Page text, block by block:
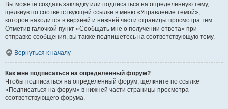
Вы можете создать закладку или подписаться на определённую тему,
щёлкнув по соответствующей ссылке в меню «Управление темой»,
которое находится в верхней и нижней части страницы просмотра тем.
Отметив галочкой пункт «Сообщать мне о получении ответа» при
отправке сообщения, вы также подпишетесь на соответствующую тему.
Вернуться к началу
Как мне подписаться на определённый форум?
Чтобы подписаться на определённый форум, щёлкните по ссылке
«Подписаться на форум» в нижней части страницы просмотра
соответствующего форума.